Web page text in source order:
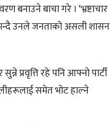
बाचा गरे । ‘भ्रष्टाचार
भन्दै उनले जनताको असली शासन
प्रवृत्ति रहे पनि आफ्नो पार्टी
समेत भोट हाल्ने